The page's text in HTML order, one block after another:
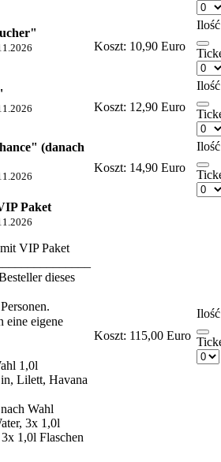
Koszt: 10,90 Euro
Koszt: 12,90 Euro
(danach
Koszt: 14,90 Euro
Paket
VIP Paket
dieses
eine eigene
1,0l
Lilett, Havana
Wahl
3x 1,0l
1,0l Flaschen
Koszt: 115,00 Euro